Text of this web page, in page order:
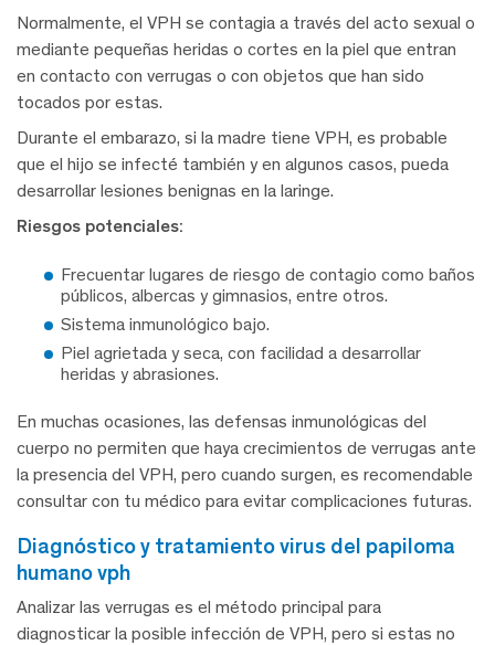
Normalmente, el VPH se contagia a través del acto sexual o
mediante pequeñas heridas o cortes en la piel que entran
en contacto con verrugas o con objetos que han sido
tocados por estas.
Durante el embarazo, si la madre tiene VPH, es probable
que el hijo se infecté también y en algunos casos, pueda
desarrollar lesiones benignas en la laringe.
Riesgos potenciales:
Frecuentar lugares de riesgo de contagio como baños
públicos, albercas y gimnasios, entre otros.
Sistema inmunológico bajo.
Piel agrietada y seca, con facilidad a desarrollar
heridas y abrasiones.
En muchas ocasiones, las defensas inmunológicas del
cuerpo no permiten que haya crecimientos de verrugas ante
la presencia del VPH, pero cuando surgen, es recomendable
consultar con tu médico para evitar complicaciones futuras.
diagnóstico y tratamiento virus del papiloma
humano vph
Analizar las verrugas es el método principal para
diagnosticar la posible infección de VPH, pero si estas no